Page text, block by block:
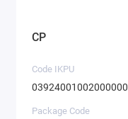
CP
Code IKPU
03924001002000000
Package Code